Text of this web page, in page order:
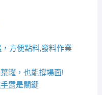
，方便點料,發料作業
罐，也能撐場面!
臂是關鍵